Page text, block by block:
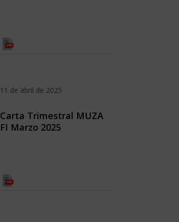
11 de abril de 2025
Carta Trimestral MUZA
FI Marzo 2025